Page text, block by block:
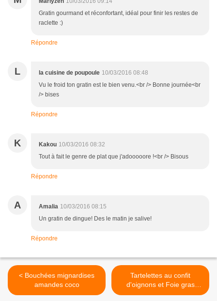
Gratin gourmand et réconfortant, idéal pour finir les restes de
raclette :)
Répondre
L la cuisine de poupoule 10/03/2016 08:48
Vu le froid ton gratin est le bien venu.<br /> Bonne journée<br
/> bises
Répondre
K Kakou 10/03/2016 08:32
Tout à fait le genre de plat que j'adooooore !<br /> Bisous
Répondre
A Amalia 10/03/2016 08:15
Un gratin de dingue! Des le matin je salive!
Répondre
< Bouchées mignardises
amandes coco
Tartelettes au confit
d'oignons et Foie gras
Labeyrie >